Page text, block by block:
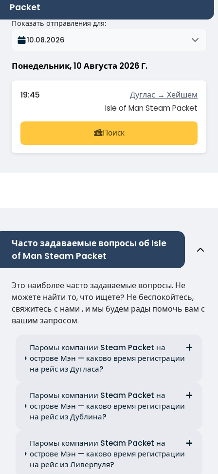
Packet
Понедельник, 10 Августа 2026 Г.
Показать отправления для:
10.08.2026
19:45 Дуглас → Хейшем
Isle of Man Steam Packet
Поиск
Часто задаваемые вопросы об Isle
of Man Steam Packet
Это наиболее часто задаваемые вопросы. Не
можете найти то, что ищете? Не беспокойтесь,
свяжитесь с нами , и мы будем рады помочь вам с
вашим запросом.
Паромы компании Steam Packet на
острове Мэн — каково время регистрации
на рейс из Дугласа?
Паромы компании Steam Packet на
острове Мэн — каково время регистрации
на рейс из Дублина?
Паромы компании Steam Packet на
острове Мэн — каково время регистрации
на рейс из Ливерпуля?